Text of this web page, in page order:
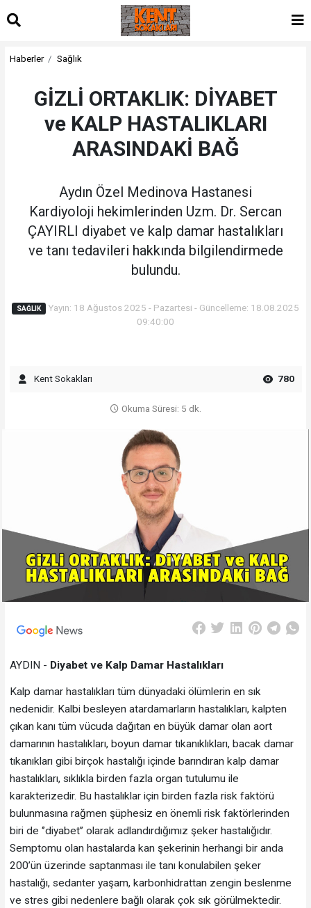
Haberler Sağlık
GİZLİ ORTAKLIK: DİYABET
ve KALP HASTALIKLARI
ARASINDAKİ BAĞ
Aydın Özel Medinova Hastanesi
Kardiyoloji hekimlerinden Uzm. Dr. Sercan
ÇAYIRLI diyabet ve kalp damar hastalıkları
ve tanı tedavileri hakkında bilgilendirmede
bulundu.
SAĞLIK Yayın: 18 Ağustos 2025 - Pazartesi - Güncelleme: 18.08.2025
09:40:00
Kent Sokakları 780
Okuma Süresi: 5 dk.
AYDIN - Diyabet ve Kalp Damar Hastalıkları
Kalp damar hastalıkları tüm dünyadaki ölümlerin en sık
nedenidir. Kalbi besleyen atardamarların hastalıkları, kalpten
çıkan kanı tüm vücuda dağıtan en büyük damar olan aort
damarının hastalıkları, boyun damar tıkanıklıkları, bacak damar
tıkanıkları gibi birçok hastalığı içinde barındıran kalp damar
hastalıkları, sıklıkla birden fazla organ tutulumu ile
karakterizedir. Bu hastalıklar için birden fazla risk faktörü
bulunmasına rağmen şüphesiz en önemli risk faktörlerinden
biri de ‘’diyabet’’ olarak adlandırdığımız şeker hastalığıdır.
Semptomu olan hastalarda kan şekerinin herhangi bir anda
200’ün üzerinde saptanması ile tanı konulabilen şeker
hastalığı, sedanter yaşam, karbonhidrattan zengin beslenme
ve stres gibi nedenlere bağlı olarak çok sık görülmektedir.